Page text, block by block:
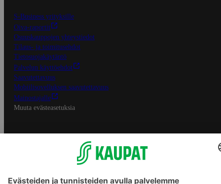
S-Business yrityksille
Oiva-raportit
Osuuskauppojen yhteystiedot
Tilaus- ja toimitusehdot
Tietosuojakäytäntö
Palvelun käyttöehdot
Saavutettavuus
Mobiilisovelluksen saavutettavuus
Mainostajalle
Muuta evästeasetuksia
S-ryhmän palvelut